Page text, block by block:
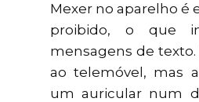
Mexer no aparelho é
proibido, o que
mensagens de texto.
ao telemóvel, mas
um auricular num